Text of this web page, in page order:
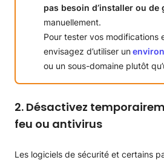
pas besoin d’installer ou de
manuellement.
Pour tester vos modifications
envisagez d’utiliser un
ou un sous-domaine plutôt
2. Désactivez
feu ou antivirus
Les logiciels de sécurité et certains